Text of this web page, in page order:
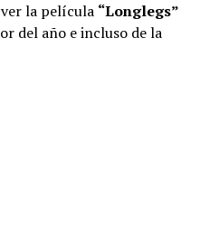
la película “Longlegs”
del año e incluso de la